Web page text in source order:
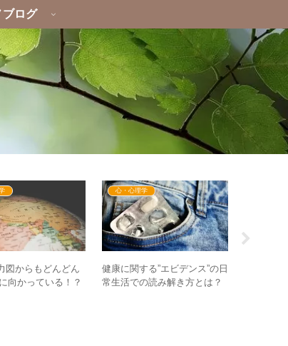
ブログ
図からもどんどん
向かっている！？
心・心理学
健康に関する”エビデンス”の日
常生活での読み解き方とは？